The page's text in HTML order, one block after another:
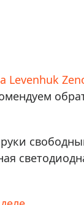
для очистки
питания,
Levenhuk